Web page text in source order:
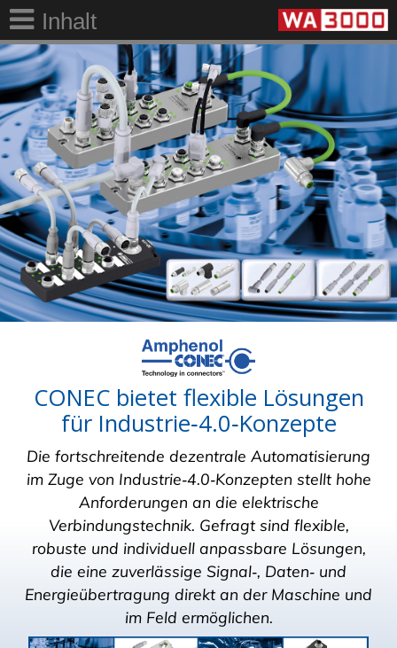
Inhalt
CONEC bietet flexible Lösungen
für Industrie‑4.0‑Konzepte
Die fortschreitende dezentrale Automatisierung
im Zuge von Industrie‑4.0‑Konzepten stellt hohe
Anforderungen an die elektrische
Verbindungstechnik. Gefragt sind flexible,
robuste und individuell anpassbare Lösungen,
die eine zuverlässige Signal‑, Daten‑ und
Energieübertragung direkt an der Maschine und
im Feld ermöglichen.